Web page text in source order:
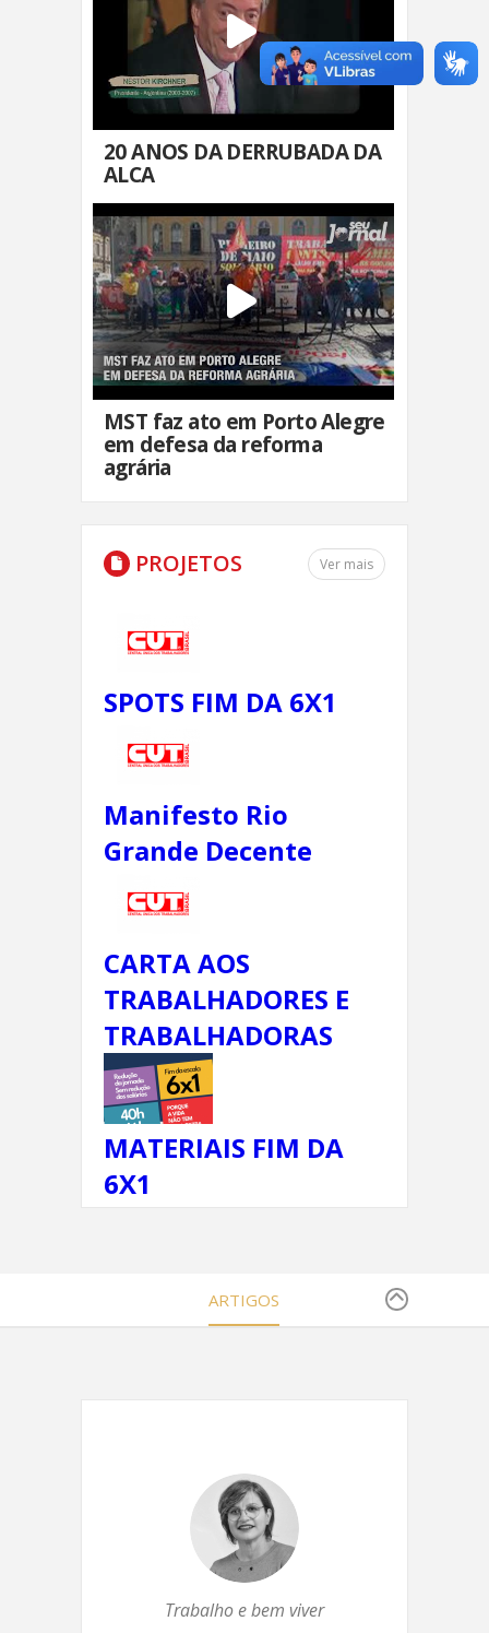
20 ANOS DA DERRUBADA DA
ALCA
MST faz ato em Porto Alegre
em defesa da reforma
agrária
PROJETOS Ver mais
SPOTS FIM DA 6X1
Manifesto Rio
Grande Decente
CARTA AOS
TRABALHADORES E
TRABALHADORAS
MATERIAIS FIM DA
6X1
ARTIGOS
Trabalho e bem viver